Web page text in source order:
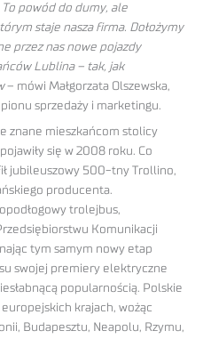
powód do dumy, ale
staje nasza firma. Dołożymy
przez nas nowe pojazdy
Lublina – tak, jak
– mówi Małgorzata Olszewska,
sprzedaży i marketingu.
znane mieszkańcom stolicy
się w 2008 roku. Co
jubileuszowy 500-tny Trollino,
producenta.
trolejbus,
Komunikacji
tym samym nowy etap
swojej premiery elektryczne
popularnością. Polskie
krajach, wożąc
Budapesztu, Neapolu, Rzymu,